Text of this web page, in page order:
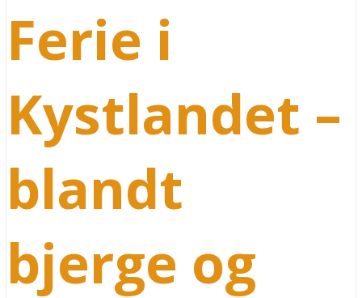
Ferie i
Kystlandet –
blandt
bjerge og